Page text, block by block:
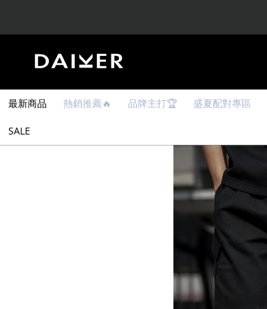
最新商品 熱銷推薦🔥 品牌主打🏆 盛夏配對專區
SALE